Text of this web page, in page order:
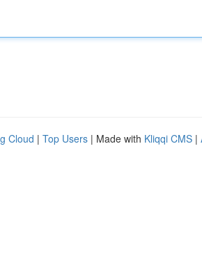
Cloud | Top Users | Made with Kliqqi CMS |